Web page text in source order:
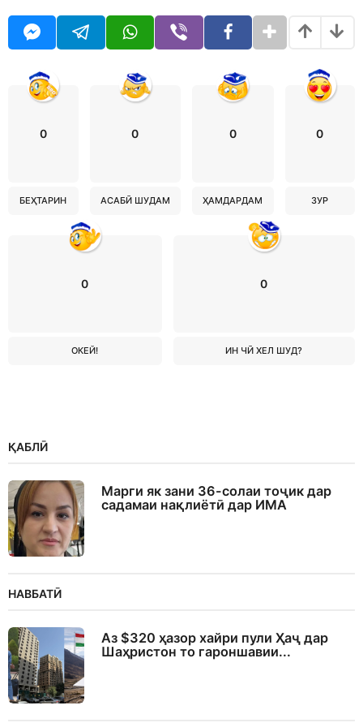
0
БЕҲТАРИН
0
АСАБӢ ШУДАМ
0
ҲАМДАРДАМ
0
ЗУР
0
ОКЕЙ!
0
ИН ЧӢ ХЕЛ ШУД?
ҚАБЛӢ
Марги як зани 36-солаи тоҷик дар
садамаи нақлиётӣ дар ИМА
НАВБАТӢ
Аз $320 ҳазор хайри пули Ҳаҷ дар
Шаҳристон то гароншавии...